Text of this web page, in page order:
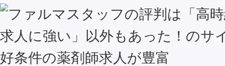
好条件の薬剤師求人が豊富